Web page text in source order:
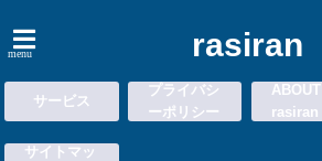
menu rasiran
サービス
プライバシ
ーポリシー
ABOUT
rasiran
サイトマッ